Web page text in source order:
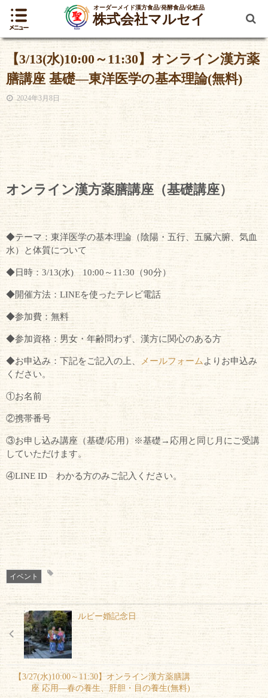
オーダーメイド漢方食品/発酵食品/化粧品
株式会社マルセイ
【3/13(水)10:00～11:30】オンライン漢方薬
膳講座 基礎―東洋医学の基本理論(無料)
2024年3月8日
オンライン漢方薬膳講座（基礎講座）
◆テーマ：東洋医学の基本理論（陰陽・五行、五臓六腑、気血
水）と体質について
◆日時：3/13(水) 10:00～11:30（90分）
◆開催方法：LINEを使ったテレビ電話
◆参加費：無料
◆参加資格：男女・年齢問わず、漢方に関心のある方
◆お申込み：下記をご記入の上、 メールフォーム よりお申込み
ください。
①お名前
②携帯番号
③お申し込み講座（基礎/応用）※基礎→応用と同じ月にご受講
していただけます。
④LINE ID わかる方のみご記入ください。
イベント
ルビー婚記念日
【3/27(水)10:00～11:30】オンライン漢方薬膳講
座 応用―春の養生、肝胆・目の養生(無料)